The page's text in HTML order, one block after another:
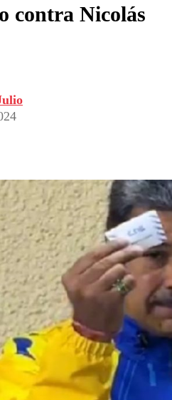
contra Nicolás